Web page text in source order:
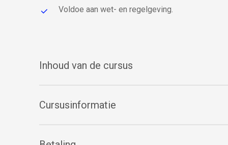
Voldoe aan wet- en regelgeving.
Inhoud van de cursus
uitgebreider:
Cursusinformatie